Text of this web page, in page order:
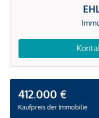
412.000 €
Kaufpreis der Immobilie